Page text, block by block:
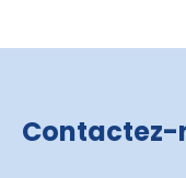
Contactez-